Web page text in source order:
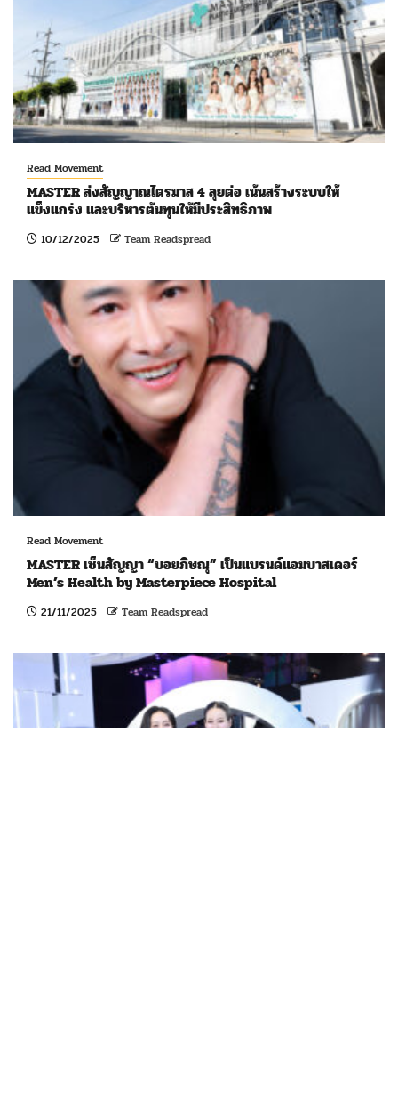
Read Movement
MASTER ส่งสัญญาณไตรมาส 4 ลุยต่อ เน้นสร้างระบบให้
แข็งแกร่ง และบริหารต้นทุนให้มีประสิทธิภาพ
10/12/2025 Team Readspread
Read Movement
MASTER เซ็นสัญญา “บอยภิษณุ” เป็นแบรนด์แอมบาสเดอร์
Men’s Health by Masterpiece Hospital
21/11/2025 Team Readspread